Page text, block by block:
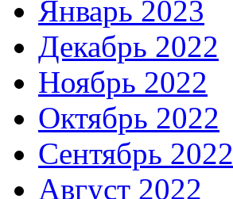
Январь 2023
Декабрь 2022
Ноябрь 2022
Октябрь 2022
Сентябрь 2022
Август 2022